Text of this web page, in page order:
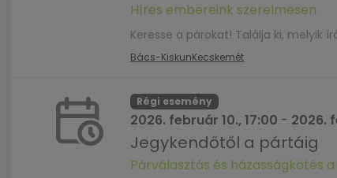
Híres embereink szerelmesen
Keresse a párokat! Találja ki, melyik
Bács-KiskunKecskemét
Régi esemény
2026. február 10., 17:00 - 2026.
Jegykendőtől a pártáig
Párválasztás és házasságkötés